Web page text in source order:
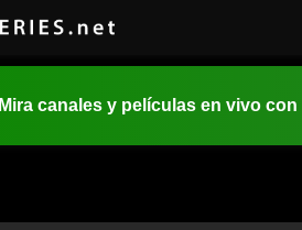
Mira canales y películas en vivo con